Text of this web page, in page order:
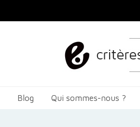
Blog Qui sommes-nous ?